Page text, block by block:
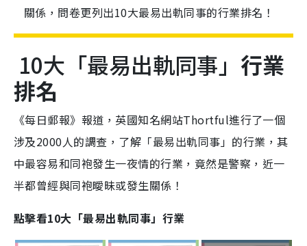
關係，問卷更列出10大最易出軌同事的行業排名！
10大「最易出軌同事」 行業
排名
《每日郵報》報道，英國知名網站Thortful進行了一個
涉及2000人的調查，了解「最易出軌同事」的行業，其
中最容易和同袍發生一夜情的行業，竟然是警察，近一
半都曾經與同袍曖昧或發生關係！
點擊看10大「最易出軌同事」行業